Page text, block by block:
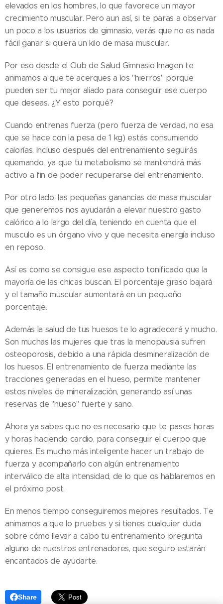
elevados en los hombres, lo que favorece un mayor
crecimiento muscular. Pero aun así, si te paras a observar
un poco a los usuarios de gimnasio, verás que no es nada
fácil ganar si quiera un kilo de masa muscular.
Por eso desde el Club de Salud Gimnasio Imagen te
animamos a que te acerques a los "hierros" porque
pueden ser tu mejor aliado para conseguir ese cuerpo
que deseas. ¿Y esto porqué?
Cuando entrenas fuerza (pero fuerza de verdad, no esa
que se hace con la pesa de 1 kg) estás consumiendo
calorías. Incluso después del entrenamiento seguirás
quemando, ya que tu metabolismo se mantendrá más
activo a fin de poder recuperarse del entrenamiento.
Por otro lado, las pequeñas ganancias de masa muscular
que generemos nos ayudarán a elevar nuestro gasto
calórico a lo largo del día, teniendo en cuenta que el
musculo es un órgano vivo y que necesita energía incluso
en reposo.
Así es como se consigue ese aspecto tonificado que la
mayoría de las chicas buscan. El porcentaje graso bajará
y el tamaño muscular aumentará en un pequeño
porcentaje.
Además la salud de tus huesos te lo agradecerá y mucho.
Son muchas las mujeres que tras la menopausia sufren
osteoporosis, debido a una rápida desmineralización de
los huesos. El entrenamiento de fuerza mediante las
tracciones generadas en el hueso, permite mantener
estos niveles de mineralización, generando así unas
reservas de "hueso" fuerte y sano.
Ahora ya sabes que no es necesario que te pases horas
y horas haciendo cardio, para conseguir el cuerpo que
quieres. Es mucho más inteligente hacer un trabajo de
fuerza y acompañarlo con algún entrenamiento
interválico de alta intensidad, de lo que os hablaremos en
el próximo post.
En menos tiempo conseguiremos mejores resultados. Te
animamos a que lo pruebes y si tienes cualquier duda
sobre cómo llevar a cabo tu entrenamiento pregunta
alguno de nuestros entrenadores, que seguro estarán
encantados de ayudarte.
Share